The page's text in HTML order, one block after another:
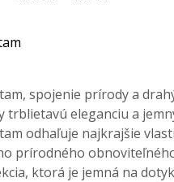
spojenie prírody a
trblietavú eleganciu a
odhaľuje najkrajšie
prírodného
ktorá je jemná na